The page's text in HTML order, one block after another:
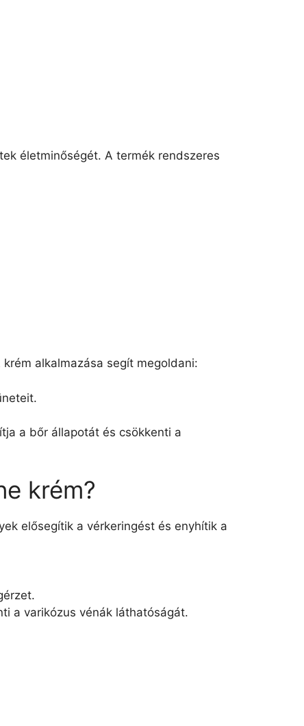
életminőségét. A termék rendszeres
alkalmazása segít megoldani:
a bőr állapotát és csökkenti a
krém?
elősegítik a vérkeringést és enyhítik a
a varikózus vénák láthatóságát.